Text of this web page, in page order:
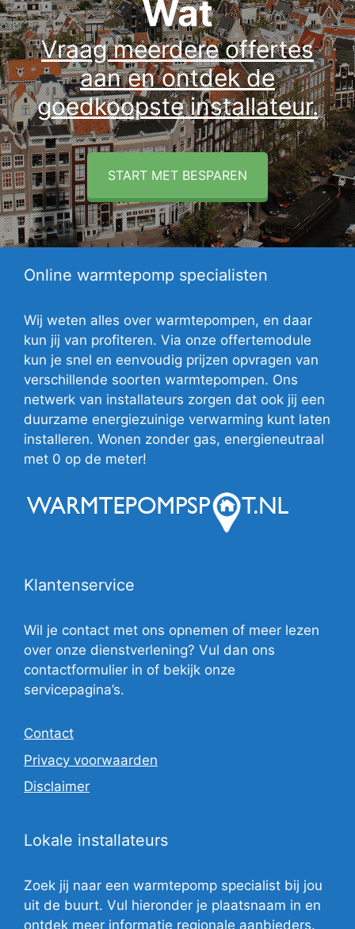
Wat
Vraag meerdere offertes
aan en ontdek de
goedkoopste installateur.
START MET BESPAREN
Online warmtepomp specialisten
Wij weten alles over warmtepompen, en daar
kun jij van profiteren. Via onze offertemodule
kun je snel en eenvoudig prijzen opvragen van
verschillende soorten warmtepompen. Ons
netwerk van installateurs zorgen dat ook jij een
duurzame energiezuinige verwarming kunt laten
installeren. Wonen zonder gas, energieneutraal
met 0 op de meter!
Klantenservice
Wil je contact met ons opnemen of meer lezen
over onze dienstverlening? Vul dan ons
contactformulier in of bekijk onze
servicepagina’s.
Contact
Privacy voorwaarden
Disclaimer
Lokale installateurs
Zoek jij naar een warmtepomp specialist bij jou
uit de buurt. Vul hieronder je plaatsnaam in en
ontdek meer informatie regionale aanbieders.